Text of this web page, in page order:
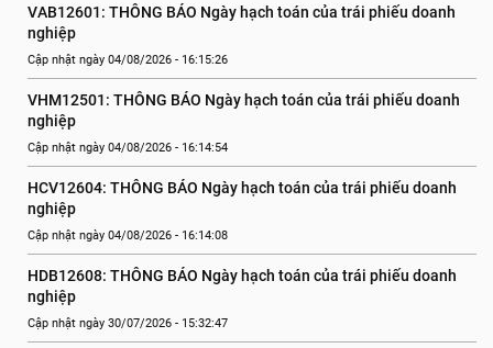
VAB12601: THÔNG BÁO Ngày hạch toán của trái phiếu doanh
nghiệp
Cập nhật ngày 04/08/2026 - 16:15:26
VHM12501: THÔNG BÁO Ngày hạch toán của trái phiếu doanh
nghiệp
Cập nhật ngày 04/08/2026 - 16:14:54
HCV12604: THÔNG BÁO Ngày hạch toán của trái phiếu doanh
nghiệp
Cập nhật ngày 04/08/2026 - 16:14:08
HDB12608: THÔNG BÁO Ngày hạch toán của trái phiếu doanh
nghiệp
Cập nhật ngày 30/07/2026 - 15:32:47